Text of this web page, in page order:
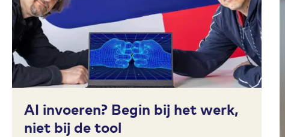
Toevoegen aan favorieten
AI invoeren? Begin bij het werk,
niet bij de tool